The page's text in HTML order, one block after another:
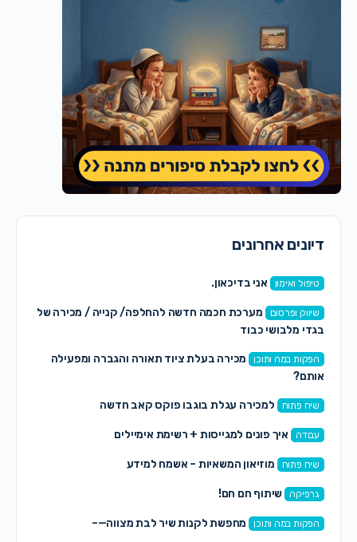
דיונים אחרונים
טיפול ואימון אני בדיכאון.
שיווק ופרסום
מערכת חכמה חדשה להחלפה/ קנייה / מכירה של
בגדי מלבושי כבוד
הפקות במה ותוכן
מכירה בעלת ציוד תאורה והגברה ומפעילה
אותם?
שיח פתוח למכירה עגלת בוגבו פוקס קאב חדשה
עבודה איך פונים למגייסות + רשימת אימיילים
שיח פתוח מוזיאון המשאיות – אשמח למידע
גרפיקה שיתוף חם חם!
הפקות במה ותוכן מחפשת לקנות שיר לבת מצווה—–